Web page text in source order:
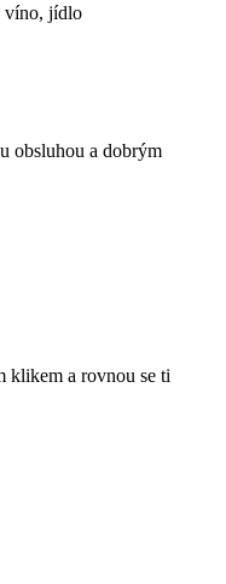
víno, jídlo
obsluhou a dobrým
klikem a rovnou se ti